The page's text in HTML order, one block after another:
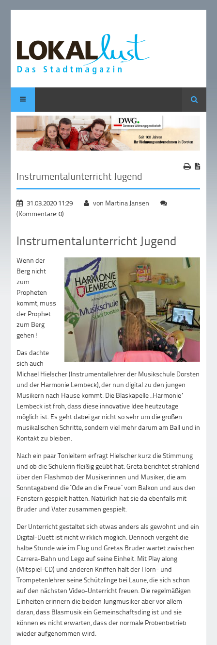
Suche
Instrumentalunterricht Jugend
31.03.2020 11:29
von Martina Jansen
(Kommentare: 0)
Instrumentalunterricht Jugend
Wenn der
Berg nicht
zum
Propheten
kommt, muss
der Prophet
zum Berg
gehen!
Das dachte
sich auch
Michael Hielscher (Instrumentallehrer der Musikschule Dorsten
und der Harmonie Lembeck), der nun digital zu den jungen
Musikern nach Hause kommt. Die Blaskapelle „Harmonie“
Lembeck ist froh, dass diese innovative Idee heutzutage
möglich ist. Es geht dabei gar nicht so sehr um die großen
musikalischen Schritte, sondern viel mehr darum am Ball und in
Kontakt zu bleiben.
Nach ein paar Tonleitern erfragt Hielscher kurz die Stimmung
und ob die Schülerin fleißig geübt hat. Greta berichtet strahlend
über den Flashmob der Musikerinnen und Musiker, die am
Sonntagabend die `Ode an die Freue´ vom Balkon und aus den
Fenstern gespielt hatten. Natürlich hat sie da ebenfalls mit
Bruder und Vater zusammen gespielt.
Der Unterricht gestaltet sich etwas anders als gewohnt und ein
Digital-Duett ist nicht wirklich möglich. Dennoch vergeht die
halbe Stunde wie im Flug und Gretas Bruder wartet zwischen
Carrera-Bahn und Lego auf seine Einheit. Mit Play along
(Mitspiel-CD) und anderen Kniffen hält der Horn- und
Trompetenlehrer seine Schützlinge bei Laune, die sich schon
auf den nächsten Video-Unterricht freuen. Die regelmäßigen
Einheiten erinnern die beiden Jungmusiker aber vor allem
daran, dass Blasmusik ein Gemeinschaftsding ist und sie
können es nicht erwarten, dass der normale Probenbetrieb
wieder aufgenommen wird.